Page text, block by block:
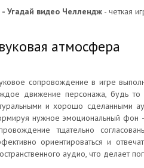
- Угадай видео Челлендж - четкая
атмосфера
сопровождение в игре
движение персонажа, будь то
и хорошо сделанными
нужное эмоциональный фон –
тщательно
ориентироваться и
аудио, что делает